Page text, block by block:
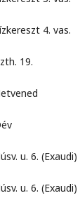
4. vas.
19.
(Exaudi)
(Exaudi)